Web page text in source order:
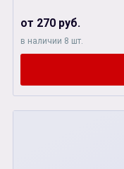
от 270 руб.
в наличии 8 шт.